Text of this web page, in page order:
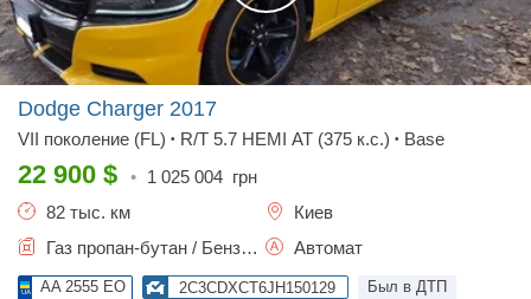
Dodge Charger 2017
VII поколение (FL) • R/T 5.7 HEMI AT (375 к.с.) • Base
22 900 $ • 1 025 004 грн
82 тыс. км
Киев
Газ пропан-бутан / Бензин, 5.7 л.
Автомат
AA 2555 EO 2C3CDXCT6JH150129 Был в ДТП